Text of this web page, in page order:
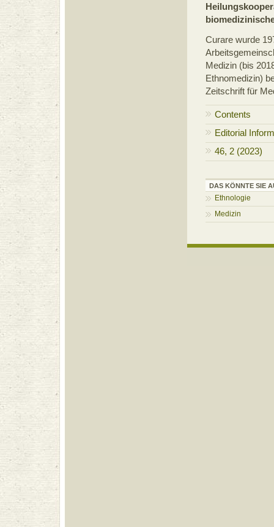
Curare wurde
Medizin (bis
Ethnomedizin)
Zeitschrift für
Contents
Editorial
46, 2 (2023)
DAS KÖNNTE SIE
Ethnologie
Medizin